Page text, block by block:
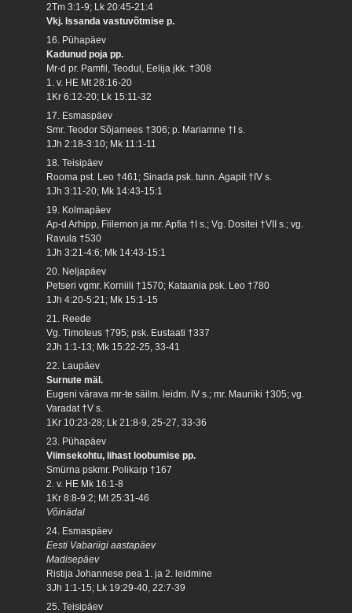
2Tm 3:1-9; Lk 20:45-21:4
Vkj. Issanda vastuvõtmise p.
16. Pühapäev
Kadunud poja pp.
Mr-d pr. Pamfil, Teodul, Eelija jkk. †308
1. v. HE Mt 28:16-20
1Kr 6:12-20; Lk 15:11-32
17. Esmaspäev
Smr. Teodor Sõjamees †306; p. Mariamne †I s.
1Jh 2:18-3:10; Mk 11:1-11
18. Teisipäev
Rooma pst. Leo †461; Sinada psk. tunn. Agapit †IV s.
1Jh 3:11-20; Mk 14:43-15:1
19. Kolmapäev
Ap-d Arhipp, Fiilemon ja mr. Apfia †I s.; Vg. Dositei †VII s.; vg.
Ravula †530
1Jh 3:21-4:6; Mk 14:43-15:1
20. Neljapäev
Petseri vgmr. Korniili †1570; Kataania psk. Leo †780
1Jh 4:20-5:21; Mk 15:1-15
21. Reede
Vg. Timoteus †795; psk. Eustaati †337
2Jh 1:1-13; Mk 15:22-25, 33-41
22. Laupäev
Surnute mäl.
Eugeni värava mr-te säilm. leidm. IV s.; mr. Mauriiki †305; vg.
Varadat †V s.
1Kr 10:23-28; Lk 21:8-9, 25-27, 33-36
23. Pühapäev
Viimsekohtu, lihast loobumise pp.
Smürna pskmr. Polikarp †167
2. v. HE Mk 16:1-8
1Kr 8:8-9:2; Mt 25:31-46
Võinädal
24. Esmaspäev
Eesti Vabariigi aastapäev
Madisepäev
Ristija Johannese pea 1. ja 2. leidmine
3Jh 1:1-15; Lk 19:29-40, 22:7-39
25. Teisipäev